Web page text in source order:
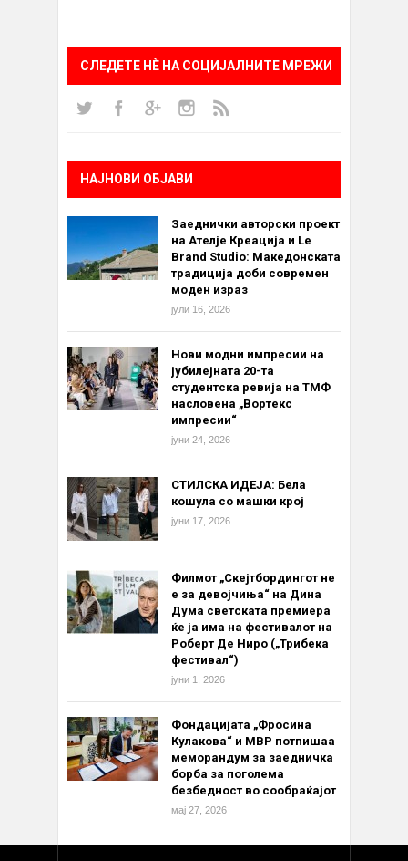
СЛЕДЕТЕ НÈ НА СОЦИЈАЛНИТЕ МРЕЖИ
НАЈНОВИ ОБЈАВИ
Заеднички авторски проект
на Ателје Креација и Le
Brand Studio: Македонската
традиција доби современ
моден израз
јули 16, 2026
Нови модни импресии на
јубилејната 20-та
студентска ревија на ТМФ
насловена „Вортекс
импресии“
јуни 24, 2026
СТИЛСКА ИДЕЈА: Бела
кошула со машки крој
јуни 17, 2026
Филмот „Скејтбордингот не
е за девојчиња“ на Дина
Дума светската премиера
ќе ја има на фестивалот на
Роберт Де Ниро („Трибека
фестивал“)
јуни 1, 2026
Фондацијата „Фросина
Кулакова“ и МВР потпишаа
меморандум за заедничка
борба за поголема
безбедност во сообраќајот
мај 27, 2026